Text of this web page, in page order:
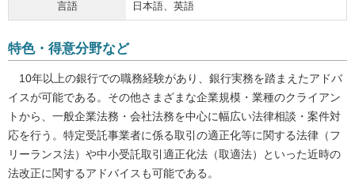
言語 日本語、英語
特色・得意分野など
10年以上の銀行での職務経験があり、銀行実務を踏まえたアドバ
イスが可能である。その他さまざまな企業規模・業種のクライアン
トから、一般企業法務・会社法務を中心に幅広い法律相談・案件対
応を行う。特定受託事業者に係る取引の適正化等に関する法律（フ
リーランス法）や中小受託取引適正化法（取適法）といった近時の
法改正に関するアドバイスも可能である。